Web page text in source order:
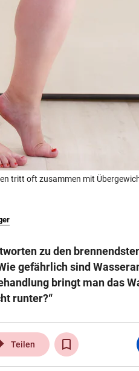
KG 2026
tritt oft zusammen mit
zu den
gefährlich sind
bringt man das
runter?“
Teilen